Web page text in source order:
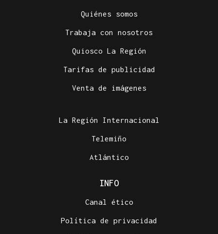
Quiénes somos
Trabaja con nosotros
Quiosco La Región
Tarifas de publicidad
Venta de imágenes
La Región Internacional
Telemiño
Atlántico
INFO
Canal ético
Política de privacidad